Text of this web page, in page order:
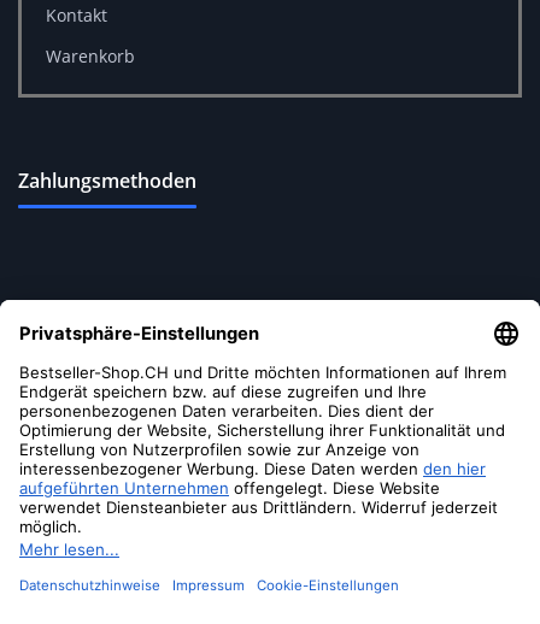
Kontakt
Warenkorb
Zahlungsmethoden
Soziale Medien
© 2026 Bestseller-Shop.CH - Alle Rechte vorbehalten
Soundance
Laptop
Ständer,
Aluminium